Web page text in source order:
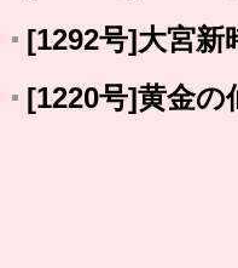
[1292号]大宮新
[1220号]黄金の